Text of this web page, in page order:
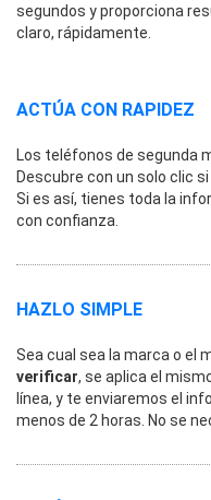
segundos y proporciona
claro, rápidamente.
ACTÚA CON RAPIDEZ
Los teléfonos de segunda
Descubre con un solo clic
Si es así, tienes toda la
con confianza.
HAZLO SIMPLE
Sea cual sea la marca o el
verificar, se aplica el
línea, y te enviaremos el
menos de 2 horas. No se